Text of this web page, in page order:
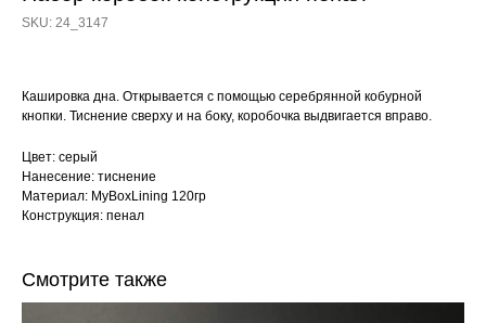
SKU: 24_3147
Кашировка дна. Открывается с помощью серебрянной кобурной
кнопки. Тиснение сверху и на боку, коробочка выдвигается вправо.
Цвет: серый
Нанесение: тиснение
Материал: MyBoxLining 120гр
Конструкция: пенал
Смотрите также